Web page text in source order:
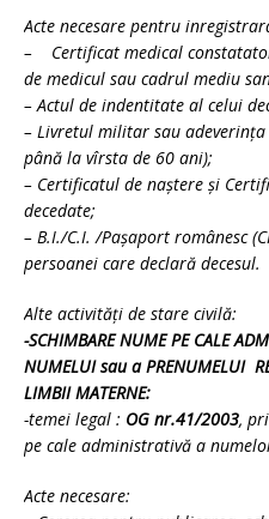
Acte necesare pentru
– Certificat medical
de medicul sau cadrul mediu
– Actul de indentitate al celui
– Livretul militar sau
până la vîrsta de 60 ani);
– Certificatul de naştere şi
decedate;
– B.I./C.I. /Paşaport românesc
persoanei care declară decesul.
Alte activităţi de stare civilă:
-SCHIMBARE NUME PE CALE
NUMELUI sau a PRENUMELUI
LIMBII MATERNE:
-temei legal : OG nr.41/2003,
pe cale administrativă a
Acte necesare: